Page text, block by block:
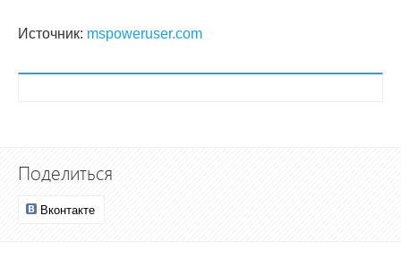
Источник: mspoweruser.com
Поделиться
Вконтакте